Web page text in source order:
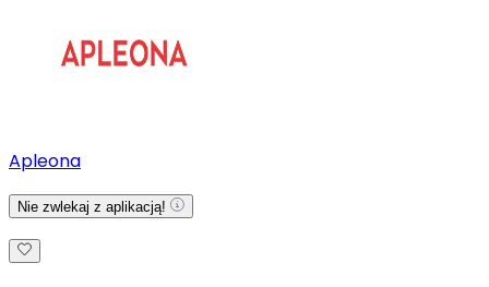
Apleona
Nie zwlekaj z aplikacją!